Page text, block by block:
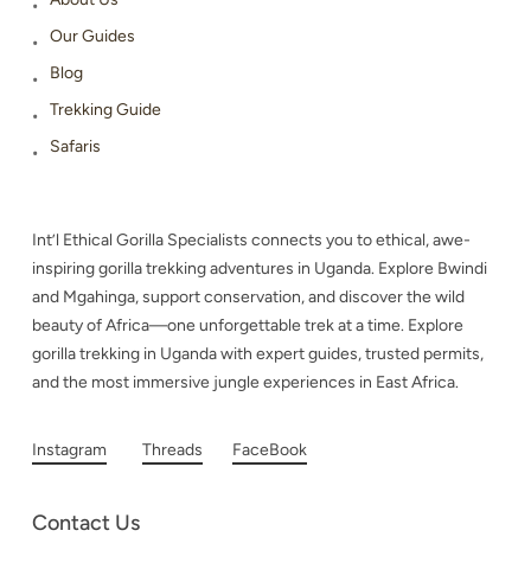
Our Guides
Blog
Trekking Guide
Safaris
Int’l Ethical Gorilla Specialists connects you to ethical, awe-
inspiring gorilla trekking adventures in Uganda. Explore Bwindi
and Mgahinga, support conservation, and discover the wild
beauty of Africa—one unforgettable trek at a time. Explore
gorilla trekking in Uganda with expert guides, trusted permits,
and the most immersive jungle experiences in East Africa.
Instagram Threads FaceBook
Contact Us